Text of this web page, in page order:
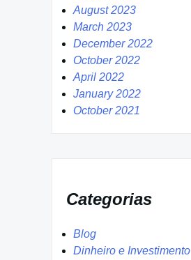
August 2023
March 2023
December 2022
October 2022
April 2022
January 2022
October 2021
Categorias
Blog
Dinheiro e Investimento